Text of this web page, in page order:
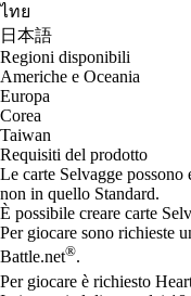
ไทย
日本語
Regioni disponibili
Americhe e Oceania
Europa
Corea
Taiwan
Requisiti del prodotto
Le carte Selvagge possono
non in quello Standard.
È possibile creare carte
Per giocare sono richieste
Battle.net®.
Per giocare è richiesto